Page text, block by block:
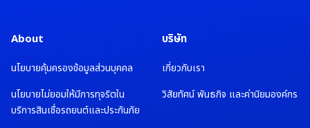
About
นโยบายคุ้มครองข้อมูลส่วนบุคคล
นโยบายไม่ยอมให้มีการทุจริตใน
บริการสินเชื่อรถยนต์และประกันภัย
บริษัท
เกี่ยวกับเรา
วิสัยทัศน์ พันธกิจ และค่านิยมองค์กร